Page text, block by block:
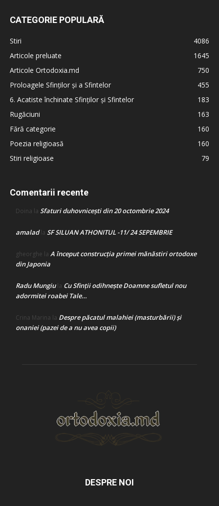
CATEGORIE POPULARĂ
Stiri
4086
Articole preluate
1645
Articole Ortodoxia.md
750
Proloagele Sfinților și a Sfintelor
455
6. Acatiste închinate Sfinților și Sfintelor
183
Rugăciuni
163
Fără categorie
160
Poezia religioasă
160
Stiri religioase
79
Comentarii recente
Doina la Sfaturi duhovnicești din 20 octombrie 2024
amaladla SF SILUAN ATHONITUL -11/ 24 SEPEMBRIE
gheorghe la A început construcţia primei mănăstiri ortodoxe
din Japonia
Radu Mungiula Cu Sfinții odihnește Doamne sufletul nou
adormitei roabei Tale…
Crina Marina la Despre păcatul malahiei (masturbării) şi
onaniei (pazei de a nu avea copii)
DESPRE NOI